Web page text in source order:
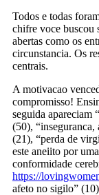
Todos e todas
chifre voce buscou
abertas como os
circunstancia. Os
centrais.
A motivacao
compromisso!
seguida apareciam
(50), “inseguranca,
(21), “perda de
este aneiito por
conformidade
https://
afeto no sigilo”